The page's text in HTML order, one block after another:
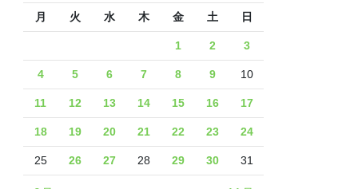
月 火 水 木 金 土 日
1 2 3
4 5 6 7 8 9 10
11 12 13 14 15 16 17
18 19 20 21 22 23 24
25 26 27 28 29 30 31